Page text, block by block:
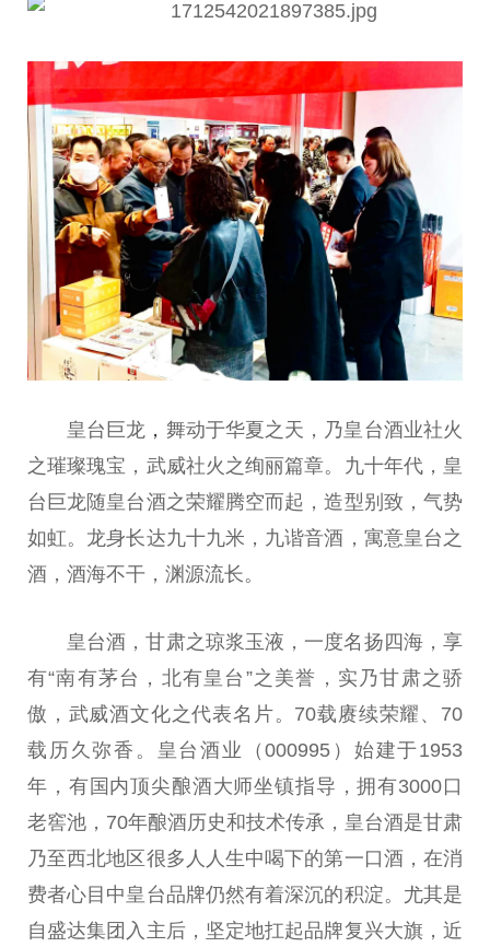
皇台巨龙 ， 舞动于华夏之天，乃皇台酒业社火
之璀璨瑰宝，武威社火之绚丽篇章。九十年代，皇
台巨龙随皇台酒之荣耀腾空而起，造型别致，气势
如虹。龙身长达九十九米，九谐音酒，寓意皇台之
酒，酒海不干，渊源流长。
皇台酒，甘肃之琼浆玉液，一度名扬四海，享
有“南有茅台，北有皇台”之美誉，实乃甘肃之骄
傲，武威酒文化之代表名片。70载赓续荣耀、70
载历久弥香。皇台酒业（000995）始建于1953
年，有国内顶尖酿酒大师坐镇指导，拥有3000口
老窖池，70年酿酒历史和技术传承，皇台酒是甘肃
乃至西北地区很多人人生中喝下的第一口酒，在消
费者心目中皇台品牌仍然有着深沉的积淀。尤其是
自盛达集团入主后，坚定地扛起品牌复兴大旗，近